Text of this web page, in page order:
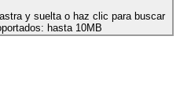
y suelta o haz clic para buscar
hasta 10MB